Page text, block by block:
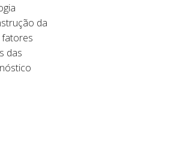
da
fatores
das